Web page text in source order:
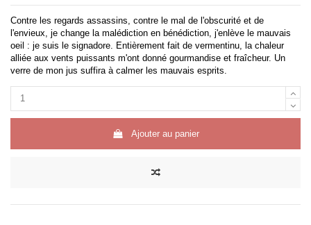
Contre les regards assassins, contre le mal de l'obscurité et de
l'envieux, je change la malédiction en bénédiction, j'enlève le mauvais
oeil : je suis le signadore. Entièrement fait de vermentinu, la chaleur
alliée aux vents puissants m'ont donné gourmandise et fraîcheur. Un
verre de mon jus suffira à calmer les mauvais esprits.
Ajouter au panier